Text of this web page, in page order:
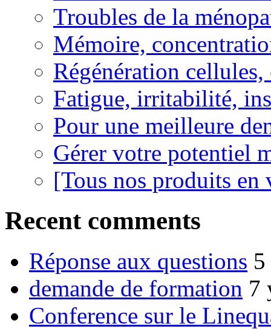
Troubles de la
Mémoire,
Régénération
Fatigue, irritabilité,
Pour une meilleure
Gérer votre potentiel
[Tous nos produits en
Recent comments
Réponse aux questions
demande de formation 7
Conference sur le